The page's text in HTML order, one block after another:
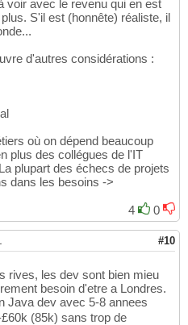
voir avec le revenu qui en est
S'il est (honnête) réaliste, il
d'autres considérations :
où on dépend beaucoup
plus des collégues de l'IT
plupart des échecs de projets
dans les besoins ->
4
0
#10
rives, les dev sont bien mieu
besoin d'etre a Londres.
Java dev avec 5-8 annees
(85k) sans trop de